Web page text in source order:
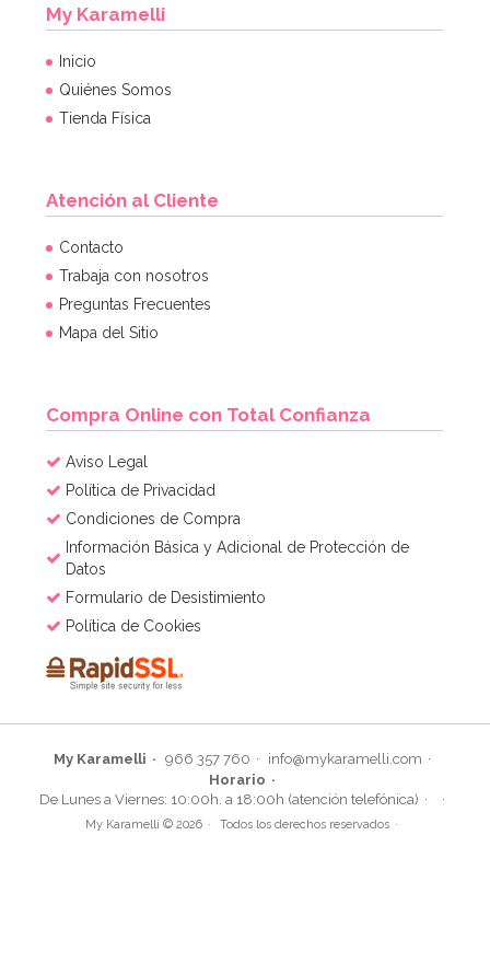
My Karamelli
Inicio
Quiénes Somos
Tienda Física
Atención al Cliente
Contacto
Trabaja con nosotros
Preguntas Frecuentes
Mapa del Sitio
Compra Online con Total Confianza
Aviso Legal
Política de Privacidad
Condiciones de Compra
Información Básica y Adicional de Protección de
Datos
Formulario de Desistimiento
Política de Cookies
My Karamelli 966 357 760
info@mykaramelli.com
Horario
De Lunes a Viernes: 10:00h. a 18:00h (atención telefónica)
My Karamelli © 2026 Todos los derechos reservados